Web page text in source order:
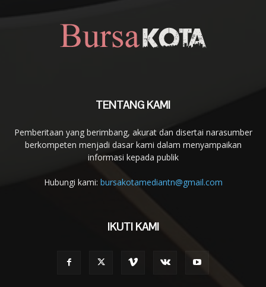
TENTANG KAMI
Pemberitaan yang berimbang, akurat dan disertai narasumber
berkompeten menjadi dasar kami dalam menyampaikan
informasi kepada publik
Hubungi kami: bursakotamediantn@gmail.com
IKUTI KAMI